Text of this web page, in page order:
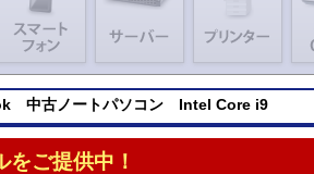
中古ノートパソコン Intel Core i9
ご提供中！